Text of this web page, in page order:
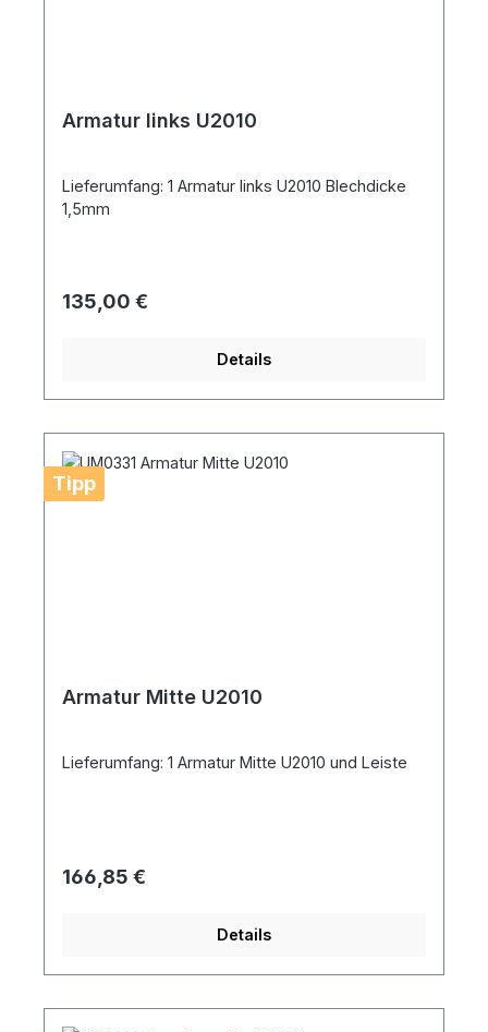
Armatur links U2010
Lieferumfang: 1 Armatur links U2010 Blechdicke
1,5mm
Regulärer Preis:
135,00 €
Details
Tipp
Armatur Mitte U2010
Lieferumfang: 1 Armatur Mitte U2010 und Leiste
Regulärer Preis:
166,85 €
Details